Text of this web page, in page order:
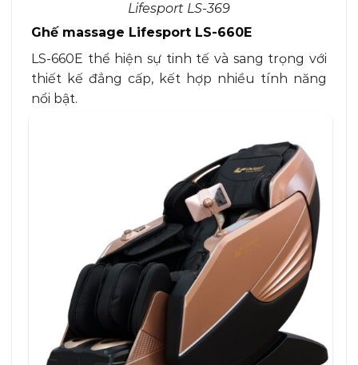
Lifesport LS-369
Ghế massage Lifesport LS-660E
LS-660E thể hiện sự tinh tế và sang trọng với
thiết kế đẳng cấp, kết hợp nhiều tính năng
nổi bật.